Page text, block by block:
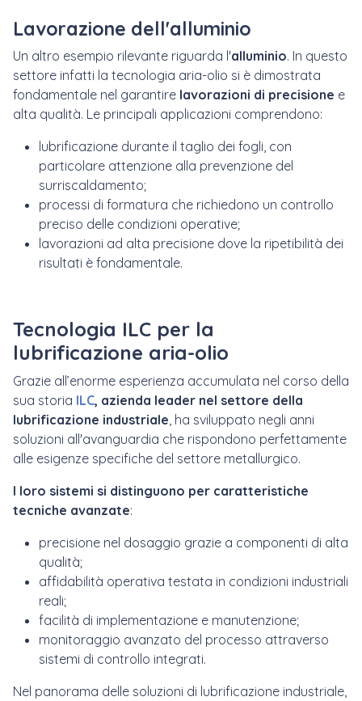
Lavorazione dell'alluminio
Un altro esempio rilevante riguarda l'alluminio. In questo
settore infatti la tecnologia aria-olio si è dimostrata
fondamentale nel garantire lavorazioni di precisione e
alta qualità. Le principali applicazioni comprendono:
lubrificazione durante il taglio dei fogli, con
particolare attenzione alla prevenzione del
surriscaldamento;
processi di formatura che richiedono un controllo
preciso delle condizioni operative;
lavorazioni ad alta precisione dove la ripetibilità dei
risultati è fondamentale.
Tecnologia ILC per la
lubrificazione aria-olio
Grazie all’enorme esperienza accumulata nel corso della
sua storia ILC, azienda leader nel settore della
lubrificazione industriale, ha sviluppato negli anni
soluzioni all'avanguardia che rispondono perfettamente
alle esigenze specifiche del settore metallurgico.
I loro sistemi si distinguono per caratteristiche
tecniche avanzate:
precisione nel dosaggio grazie a componenti di alta
qualità;
affidabilità operativa testata in condizioni industriali
reali;
facilità di implementazione e manutenzione;
monitoraggio avanzato del processo attraverso
sistemi di controllo integrati.
Nel panorama delle soluzioni di lubrificazione industriale,